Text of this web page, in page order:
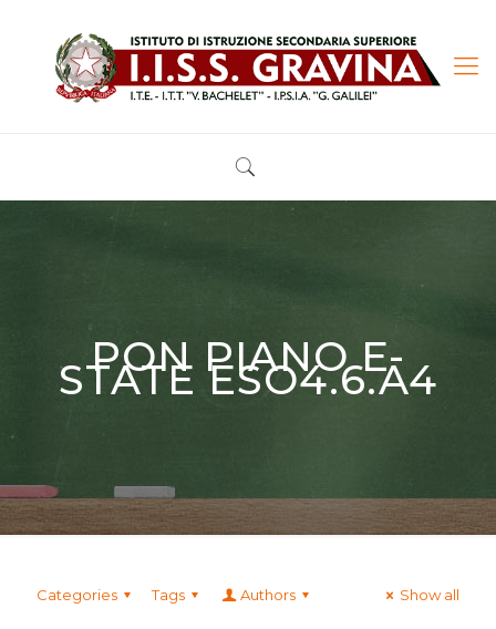
PON PIANO E-
STATE ESO4.6.A4
Categories Tags Authors Show all